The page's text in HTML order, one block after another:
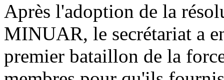
Après l'adoption de la
MINUAR, le secrétariat a
premier bataillon de la